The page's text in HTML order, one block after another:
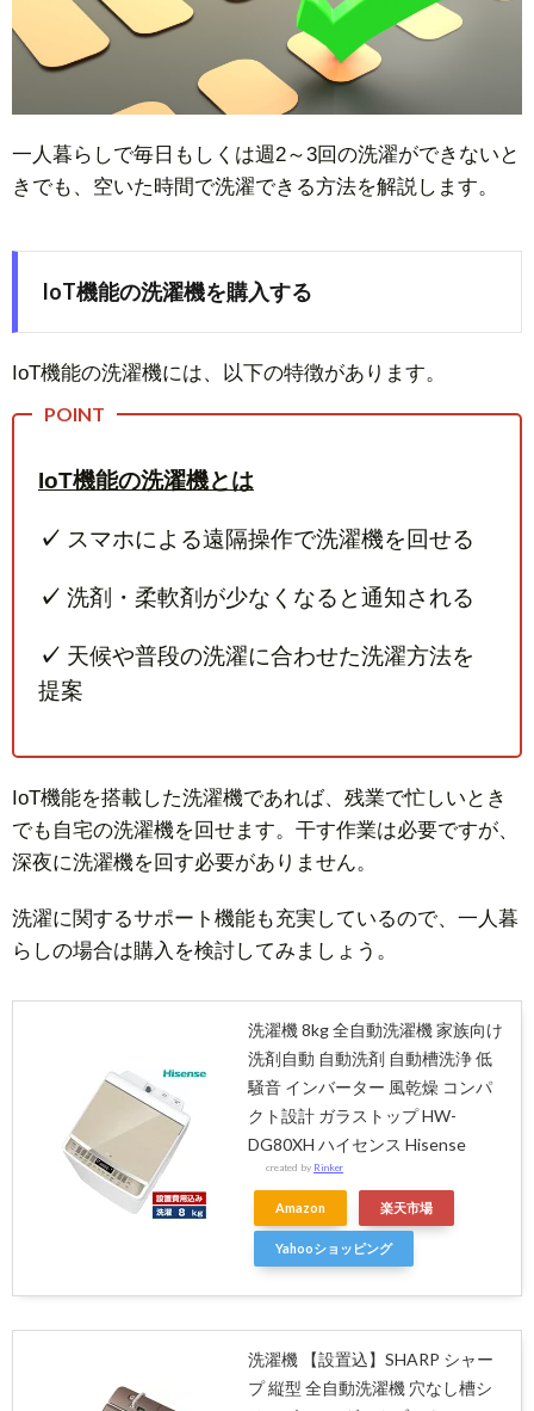
一人暮らしで毎日もしくは週2～3回の洗濯ができないと
きでも、空いた時間で洗濯できる方法を解説します。
IoT機能の洗濯機を購入する
IoT機能の洗濯機には、以下の特徴があります。
IoT機能の洗濯機とは
✓ スマホによる遠隔操作で洗濯機を回せる
✓ 洗剤・柔軟剤が少なくなると通知される
✓ 天候や普段の洗濯に合わせた洗濯方法を
提案
IoT機能を搭載した洗濯機であれば、残業で忙しいとき
でも自宅の洗濯機を回せます。干す作業は必要ですが、
深夜に洗濯機を回す必要がありません。
洗濯に関するサポート機能も充実しているので、一人暮
らしの場合は購入を検討してみましょう。
洗濯機 8kg 全自動洗濯機 家族向け
洗剤自動 自動洗剤 自動槽洗浄 低
騒音 インバーター 風乾燥 コンパ
クト設計 ガラストップ HW-
DG80XH ハイセンス Hisense
created by Rinker
Amazon 楽天市場
Yahooショッピング
洗濯機 【設置込】SHARP シャー
プ 縦型 全自動洗濯機 穴なし槽シ